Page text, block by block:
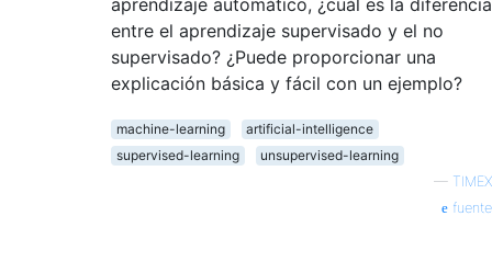
entre el aprendizaje supervisado y el no
supervisado? ¿Puede proporcionar una
explicación básica y fácil con un ejemplo?
machine-learning
artificial-intelligence
supervised-learning
unsupervised-learning
— TIMEX
fuente